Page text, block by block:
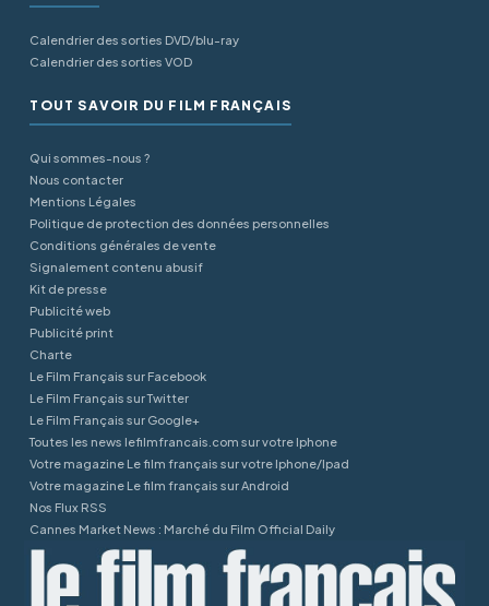
Calendrier des sorties DVD/blu-ray
Calendrier des sorties VOD
TOUT SAVOIR DU FILM FRANÇAIS
Qui sommes-nous ?
Nous contacter
Mentions Légales
Politique de protection des données personnelles
Conditions générales de vente
Signalement contenu abusif
Kit de presse
Publicité web
Publicité print
Charte
Le Film Français sur Facebook
Le Film Français sur Twitter
Le Film Français sur Google+
Toutes les news lefilmfrancais.com sur votre Iphone
Votre magazine Le film français sur votre Iphone/Ipad
Votre magazine Le film français sur Android
Nos Flux RSS
Cannes Market News : Marché du Film Official Daily